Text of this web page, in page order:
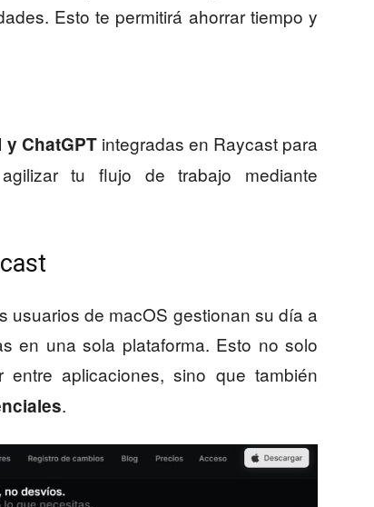
Esto te permitirá ahorrar tiempo y
y ChatGPTintegradas en Raycast para
tu flujo de trabajo mediante
usuarios de macOS gestionan su día a
en una sola plataforma. Esto no solo
entre aplicaciones, sino que también
.